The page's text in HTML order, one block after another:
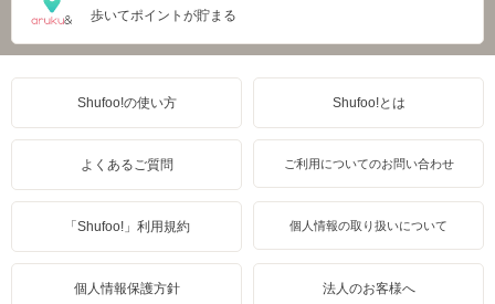
歩いてポイントが貯まる
Shufoo!の使い方 Shufoo!とは
よくあるご質問 ご利用についてのお問い合わせ
「Shufoo!」利用規約 個人情報の取り扱いについて
個人情報保護方針 法人のお客様へ